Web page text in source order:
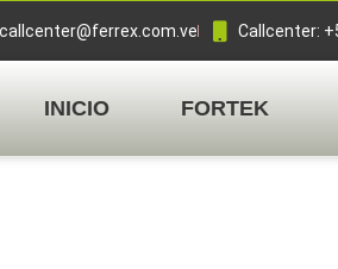
callcenter@ferrex.com.ve Callcenter:
INICIO FORTEK